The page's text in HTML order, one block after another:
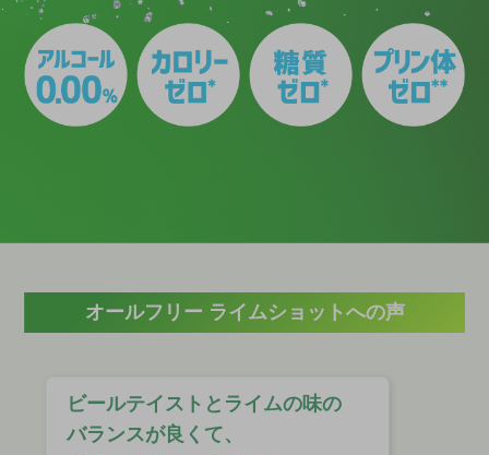
オールフリー ライムショットへの声
ビールテイストとライムの味の
バランスが良くて、